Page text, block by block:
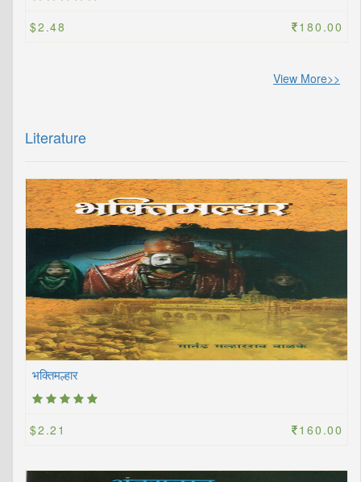
$2.48 180.00
View More>>
Literature
भक्तिमल्हार
$2.21 160.00